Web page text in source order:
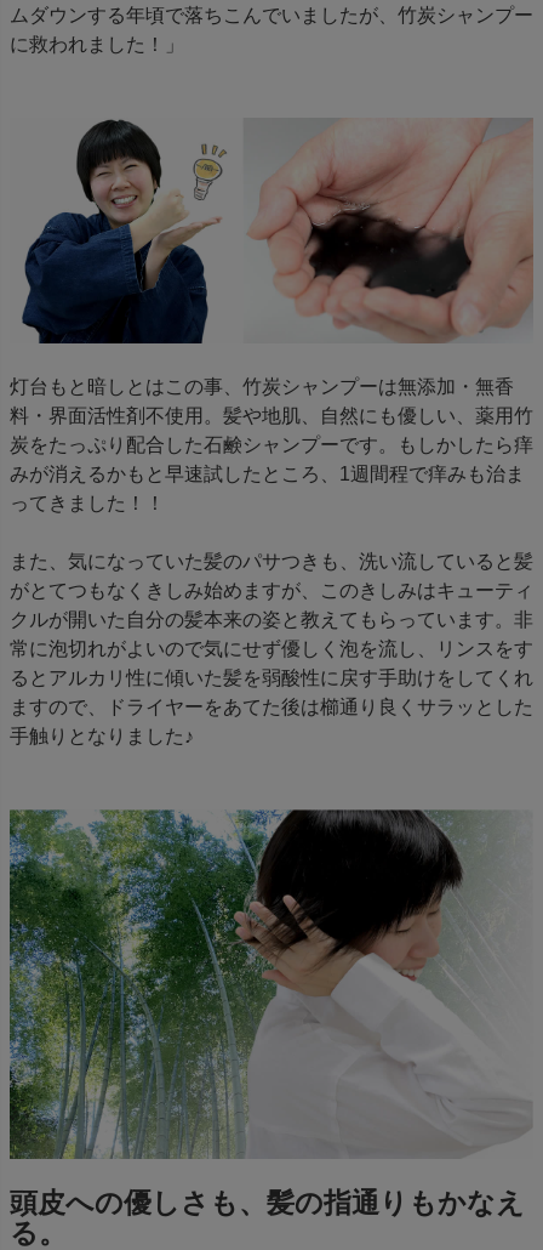
ムダウンする年頃で落ちこんでいましたが、竹炭シャンプー
に救われました！」
灯台もと暗しとはこの事、竹炭シャンプーは無添加・無香
料・界面活性剤不使用。髪や地肌、自然にも優しい、薬用竹
炭をたっぷり配合した石鹸シャンプーです。もしかしたら痒
みが消えるかもと早速試したところ、1週間程で痒みも治ま
ってきました！！
また、気になっていた髪のパサつきも、洗い流していると髪
がとてつもなくきしみ始めますが、このきしみはキューティ
クルが開いた自分の髪本来の姿と教えてもらっています。非
常に泡切れがよいので気にせず優しく泡を流し、リンスをす
るとアルカリ性に傾いた髪を弱酸性に戻す手助けをしてくれ
ますので、ドライヤーをあてた後は櫛通り良くサラッとした
手触りとなりました♪
頭皮への優しさも、髪の指通りもかなえ
る。